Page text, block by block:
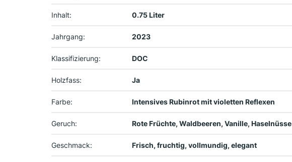
Inhalt: 0.75 Liter
Jahrgang: 2023
Klassifizierung: DOC
Holzfass: Ja
Farbe: Intensives Rubinrot mit violetten Reflexen
Geruch: Rote Früchte, Waldbeeren, Vanille, Haselnüsse
Geschmack: Frisch, fruchtig, vollmundig, elegant